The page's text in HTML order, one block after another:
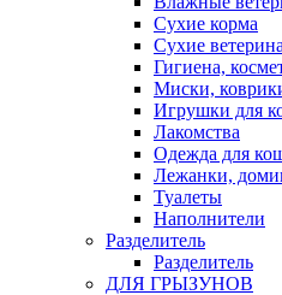
Сухие корма
Сухие
Гигиена,
Миски,
Игрушки для
Лакомства
Одежда для
Лежанки,
Туалеты
Наполнители
Pазделитель
Разделитель
ДЛЯ ГРЫЗУНОВ